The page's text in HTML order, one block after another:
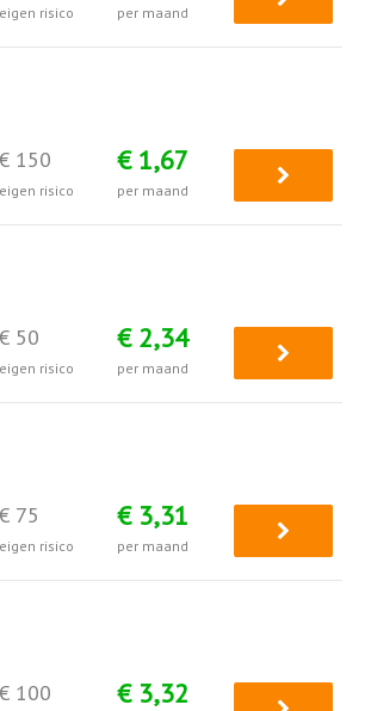
eigen risico per maand
€ 150
eigen risico
€ 1,67
per maand
€ 50
eigen risico
€ 2,34
per maand
€ 75
eigen risico
€ 3,31
per maand
€ 100 € 3,32